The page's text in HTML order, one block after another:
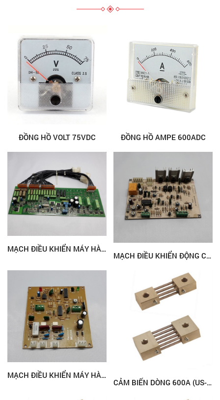
ĐỒNG HỒ VOLT 75VDC ĐỒNG HỒ AMPE 600ADC
MẠCH ĐIỀU KHIỂN MÁY HÀN ESAB (THY)
MẠCH ĐIỀU KHIỂN ĐỘNG CƠ MÁY HÀN MIG
MẠCH ĐIỀU KHIỂN MÁY HÀN ĐIỂM DI ĐỘNG
CẢM BIẾN DÒNG 600A (US-600)